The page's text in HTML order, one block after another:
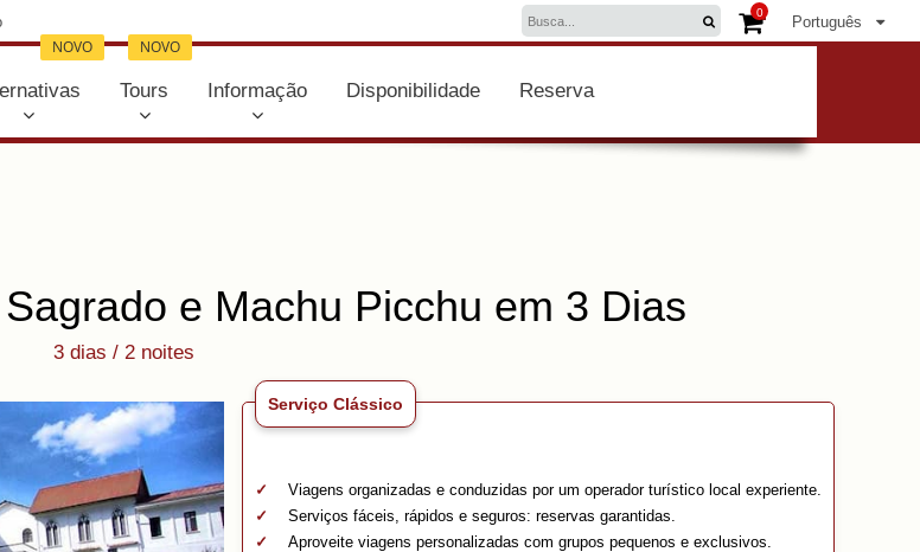
Português
0
NOVO
Tours
NOVO
Informação Disponibilidade Reserva
e Machu Picchu em 3 Dias
3 dias / 2 noites
Serviço Clássico
Viagens organizadas e conduzidas por um operador turístico local experiente.
Serviços fáceis, rápidos e seguros: reservas garantidas.
Aproveite viagens personalizadas com grupos pequenos e exclusivos.